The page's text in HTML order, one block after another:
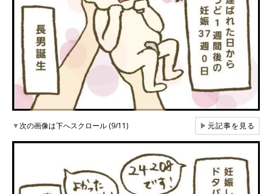
▼次の画像は下へスクロール (9/11) ▶元記事を見る